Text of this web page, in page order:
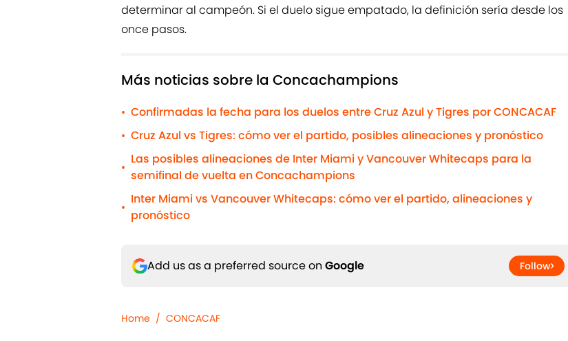
determinar al campeón. Si el duelo sigue empatado, la definición sería desde los
once pasos.
Más noticias sobre la Concachampions
• Confirmadas la fecha para los duelos entre Cruz Azul y Tigres por CONCACAF
• Cruz Azul vs Tigres: cómo ver el partido, posibles alineaciones y pronóstico
•
Las posibles alineaciones de Inter Miami y Vancouver Whitecaps para la
semifinal de vuelta en Concachampions
•
Inter Miami vs Vancouver Whitecaps: cómo ver el partido, alineaciones y
pronóstico
Add us as a preferred source on Google Follow
Home / CONCACAF